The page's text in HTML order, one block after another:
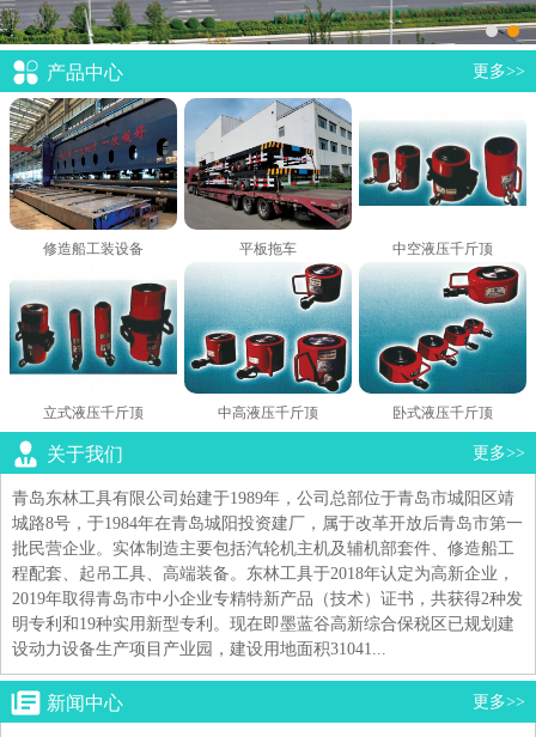
产品中心 更多>>
修造船工装设备 平板拖车 中空液压千斤顶
立式液压千斤顶 中高液压千斤顶 卧式液压千斤顶
关于我们 更多>>
青岛东林工具有限公司始建于1989年，公司总部位于青岛市城阳区靖
城路8号，于1984年在青岛城阳投资建厂，属于改革开放后青岛市第一
批民营企业。实体制造主要包括汽轮机主机及辅机部套件、修造船工
程配套、起吊工具、高端装备。东林工具于2018年认定为高新企业，
2019年取得青岛市中小企业专精特新产品（技术）证书，共获得2种发
明专利和19种实用新型专利。现在即墨蓝谷高新综合保税区已规划建
设动力设备生产项目产业园，建设用地面积31041...
新闻中心 更多>>